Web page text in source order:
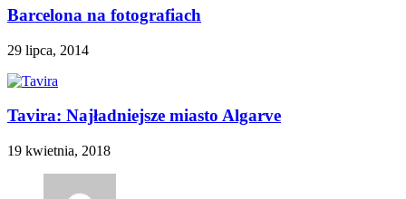
Barcelona na fotografiach
29 lipca, 2014
Tavira: Najładniejsze miasto Algarve
19 kwietnia, 2018